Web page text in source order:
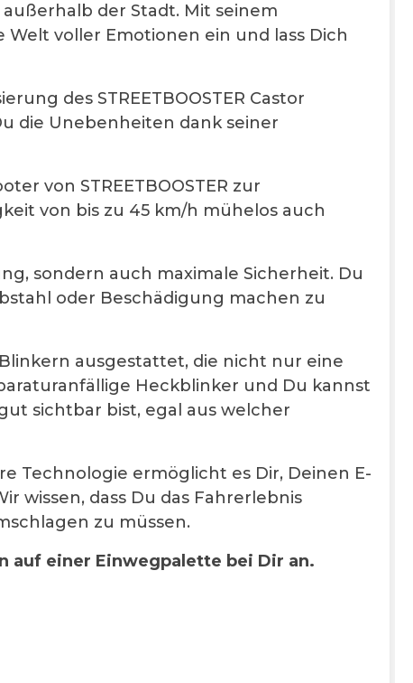
der Stadt. Mit seinem
voller Emotionen ein und lass Dich
des STREETBOOSTER Castor
die Unebenheiten dank seiner
von STREETBOOSTER zur
von bis zu 45 km/h mühelos auch
sondern auch maximale Sicherheit. Du
oder Beschädigung machen zu
ausgestattet, die nicht nur eine
Heckblinker und Du kannst
sichtbar bist, egal aus welcher
Technologie ermöglicht es Dir, Deinen E-
wissen, dass Du das Fahrerlebnis
zu müssen.
auf einer Einwegpalette bei Dir an.